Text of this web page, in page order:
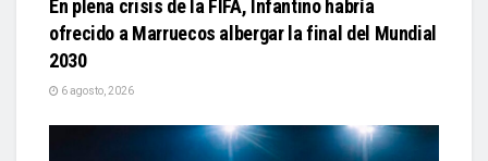
En plena crisis de la FIFA, Infantino habría
ofrecido a Marruecos albergar la final del Mundial
2030
6 agosto, 2026